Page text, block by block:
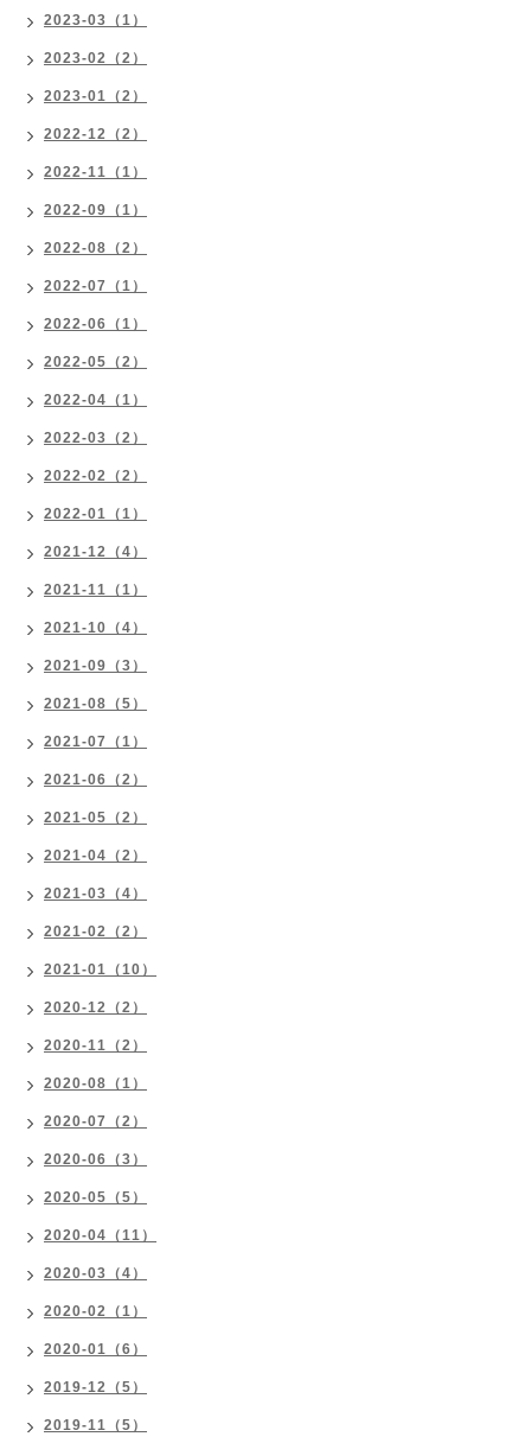
2023-03（1）
2023-02（2）
2023-01（2）
2022-12（2）
2022-11（1）
2022-09（1）
2022-08（2）
2022-07（1）
2022-06（1）
2022-05（2）
2022-04（1）
2022-03（2）
2022-02（2）
2022-01（1）
2021-12（4）
2021-11（1）
2021-10（4）
2021-09（3）
2021-08（5）
2021-07（1）
2021-06（2）
2021-05（2）
2021-04（2）
2021-03（4）
2021-02（2）
2021-01（10）
2020-12（2）
2020-11（2）
2020-08（1）
2020-07（2）
2020-06（3）
2020-05（5）
2020-04（11）
2020-03（4）
2020-02（1）
2020-01（6）
2019-12（5）
2019-11（5）